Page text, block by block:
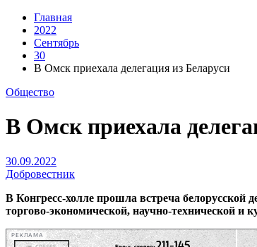
Главная
2022
Сентябрь
30
В Омск приехала делегация из Беларуси
Общество
В Омск приехала
30.09.2022
Добровестник
В Конгресс-холле прошла встреча белорусской
торгово-экономической, научно-технической и
РЕКЛАМА